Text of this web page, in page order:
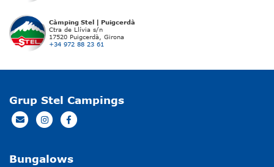
Càmping Stel | Puigcerdà
Ctra de Llívia s/n
17520 Puigcerdà, Girona
+34 972 88 23 61
Grup Stel Campings
Bungalows